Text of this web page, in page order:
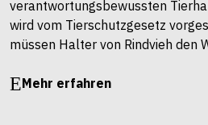
verantwortungsbewussten
wird vom Tierschutzgesetz
müssen Halter von Rindvieh den
Mehr erfahren